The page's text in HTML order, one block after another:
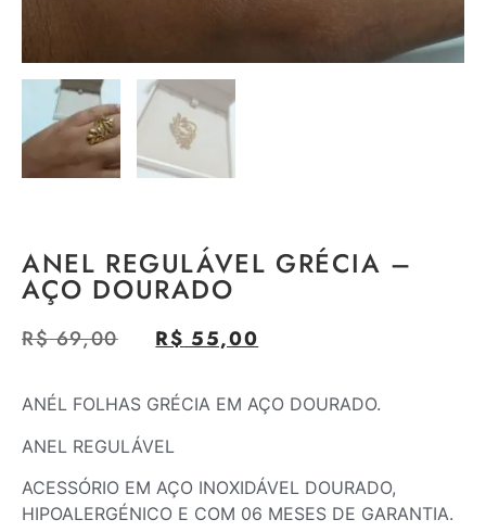
ANEL REGULÁVEL GRÉCIA –
AÇO DOURADO
R$69,00 R$ 55,00
ANÉL FOLHAS GRÉCIA EM AÇO DOURADO.
ANEL REGULÁVEL
ACESSÓRIO EM AÇO INOXIDÁVEL DOURADO,
HIPOALERGÉNICO E COM 06 MESES DE GARANTIA.